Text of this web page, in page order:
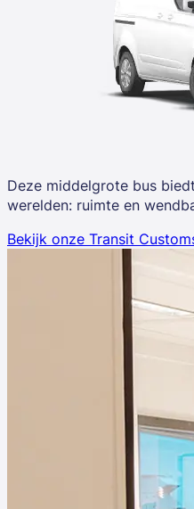
Deze middelgrote bus
werelden: ruimte en
Bekijk onze Transit